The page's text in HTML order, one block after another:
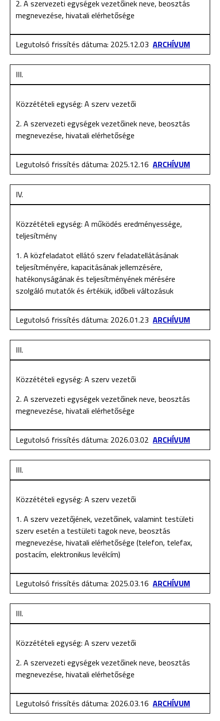
2. A szervezeti egységek vezetőinek neve, beosztás
megnevezése, hivatali elérhetősége
Legutolsó frissítés dátuma: 2025.12.03 ARCHÍVUM
III.
Közzétételi egység: A szerv vezetői
2. A szervezeti egységek vezetőinek neve, beosztás
megnevezése, hivatali elérhetősége
Legutolsó frissítés dátuma: 2025.12.16 ARCHÍVUM
IV.
Közzétételi egység: A működés eredményessége,
teljesítmény
1. A közfeladatot ellátó szerv feladatellátásának
teljesítményére, kapacitásának jellemzésére,
hatékonyságának és teljesítményének mérésére
szolgáló mutatók és értékük, időbeli változásuk
Legutolsó frissítés dátuma: 2026.01.23 ARCHÍVUM
III.
Közzétételi egység: A szerv vezetői
2. A szervezeti egységek vezetőinek neve, beosztás
megnevezése, hivatali elérhetősége
Legutolsó frissítés dátuma: 2026.03.02 ARCHÍVUM
III.
Közzétételi egység: A szerv vezetői
1. A szerv vezetőjének, vezetőinek, valamint testületi
szerv esetén a testületi tagok neve, beosztás
megnevezése, hivatali elérhetősége (telefon, telefax,
postacím, elektronikus levélcím)
Legutolsó frissítés dátuma: 2025.03.16 ARCHÍVUM
III.
Közzétételi egység: A szerv vezetői
2. A szervezeti egységek vezetőinek neve, beosztás
megnevezése, hivatali elérhetősége
Legutolsó frissítés dátuma: 2026.03.16 ARCHÍVUM